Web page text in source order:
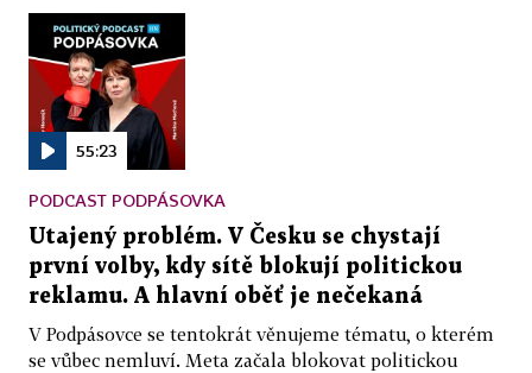
55:23
PODCAST PODPÁSOVKA
Utajený problém. V Česku se chystají
první volby, kdy sítě blokují politickou
reklamu. A hlavní oběť je nečekaná
V Podpásovce se tentokrát věnujeme tématu, o kterém
se vůbec nemluví. Meta začala blokovat politickou